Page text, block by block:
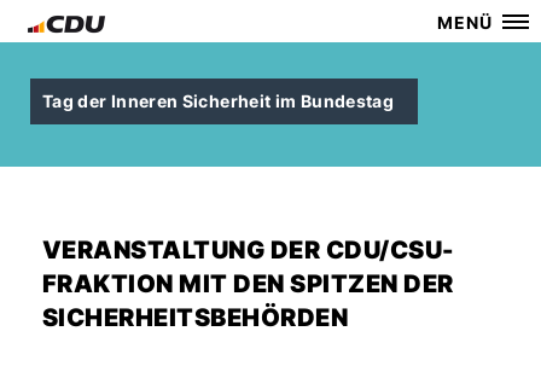
MENÜ
Tag der Inneren Sicherheit im Bundestag
VERANSTALTUNG DER CDU/CSU-
FRAKTION MIT DEN SPITZEN DER
SICHERHEITSBEHÖRDEN